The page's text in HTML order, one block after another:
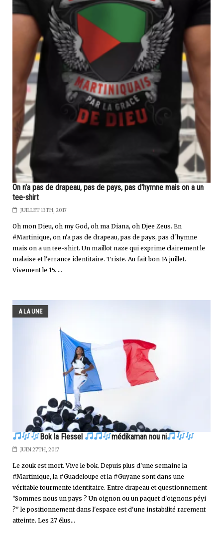
On n'a pas de drapeau, pas de pays, pas d'hymne mais on a un
tee-shirt
JUILLET 13TH, 2017
Oh mon Dieu, oh my God, oh ma Diana, oh Djee Zeus. En
#Martinique, on n'a pas de drapeau, pas de pays, pas d'hymne
mais on a un tee-shirt. Un maillot naze qui exprime clairement le
malaise et l'errance identitaire. Triste. Au fait bon 14 juillet.
Vivement le 15. ...
A LA UNE
Bok la Flessel médikaman nou ni
JUIN 27TH, 2017
Le zouk est mort. Vive le bok. Depuis plus d'une semaine la
#Martinique, la #Guadeloupe et la #Guyane sont dans une
véritable tourmente identitaire. Entre drapeau et questionnement
"Sommes nous un pays ? Un oignon ou un paquet d'oignons péyi
?" le positionnement dans l'espace est d'une instabilité rarement
atteinte. Les 27 élus...